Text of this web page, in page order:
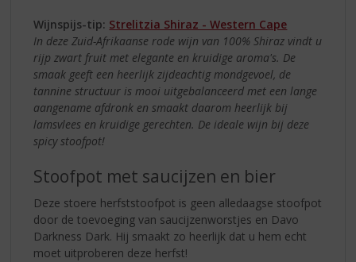
Wijnspijs-tip: Strelitzia Shiraz - Western Cape
In deze Zuid-Afrikaanse rode wijn van 100% Shiraz vindt u
rijp zwart fruit met elegante en kruidige aroma's. De
smaak geeft een heerlijk zijdeachtig mondgevoel, de
tannine structuur is mooi uitgebalanceerd met een lange
aangename afdronk en smaakt daarom heerlijk bij
lamsvlees en kruidige gerechten. De ideale wijn bij deze
spicy stoofpot!
Stoofpot met saucijzen en bier
Deze stoere herfststoofpot is geen alledaagse stoofpot
door de toevoeging van saucijzenworstjes en Davo
Darkness Dark. Hij smaakt zo heerlijk dat u hem echt
moet uitproberen deze herfst!